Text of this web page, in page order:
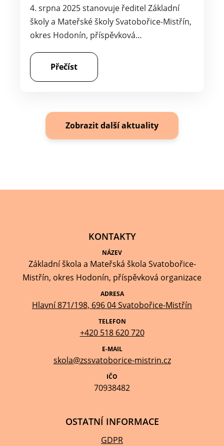
4. srpna 2025 stanovuje ředitel Základní
školy a Mateřské školy Svatobořice-Mistřín,
okres Hodonín, příspěvková…
Přečíst
Zobrazit další aktuality
KONTAKTY
NÁZEV
Základní škola a Mateřská škola Svatobořice-
Mistřín, okres Hodonín, příspěvková organizace
ADRESA
Hlavní 871/198, 696 04 Svatobořice-Mistřín
TELEFON
+420 518 620 720
E-MAIL
skola@zssvatoborice-mistrin.cz
IČO
70938482
OSTATNÍ INFORMACE
GDPR